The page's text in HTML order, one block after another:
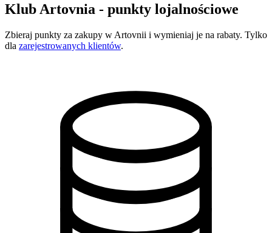
Klub Artovnia - punkty lojalnościowe
Zbieraj punkty za zakupy w Artovnii i wymieniaj je na rabaty. Tylko
dla zarejestrowanych klientów.